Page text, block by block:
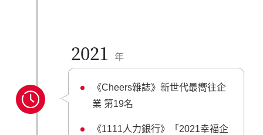
2021 年
《Cheers雜誌》新世代最嚮往企
業 第19名
《1111人力銀行》「2021幸福企